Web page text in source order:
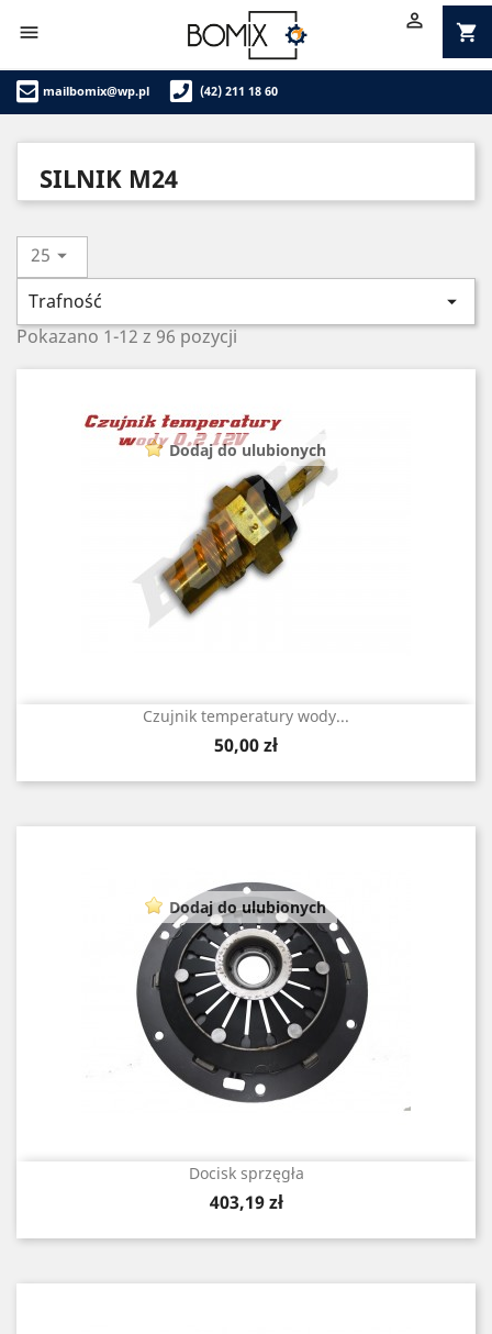
 shopping_cart

mailbomix@wp.pl (42) 211 18 60
SILNIK M24
25 
Trafność 
Pokazano 1-12 z 96 pozycji
Czujnik temperatury wody...
Cena
50,00 zł
Dodaj do ulubionych
Docisk sprzęgła
Cena
403,19 zł
Dodaj do ulubionych